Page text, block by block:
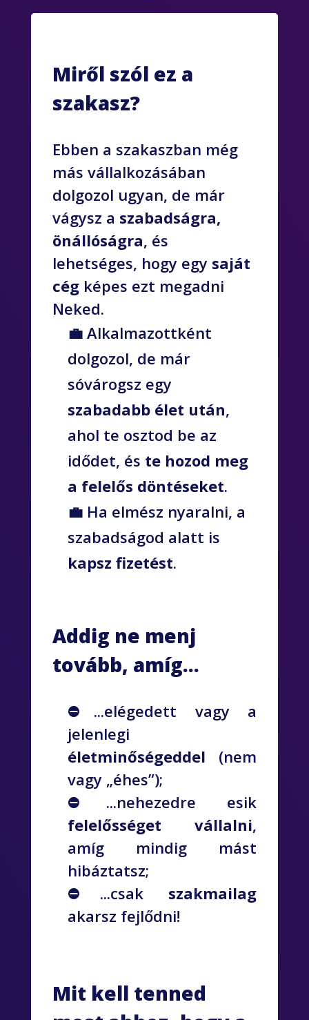
Miről szól ez a
szakasz?
Ebben a szakaszban még
más vállalkozásában
dolgozol ugyan, de már
vágysz a szabadságra,
önállóságra, és
lehetséges, hogy egy saját
cég képes ezt megadni
Neked.
💼 Alkalmazottként
dolgozol, de már
sóvárogsz egy
szabadabb élet után,
ahol te osztod be az
idődet, és te hozod meg
a felelős döntéseket.
💼 Ha elmész nyaralni, a
szabadságod alatt is
kapsz fizetést.
Addig ne menj
tovább, amíg…
⛔...elégedett vagy a
jelenlegi
életminőségeddel (nem
vagy „éhes”);
⛔...nehezedre esik
felelősséget vállalni,
amíg mindig mást
hibáztatsz;
⛔...csak szakmailag
akarsz fejlődni!
Mit kell tenned